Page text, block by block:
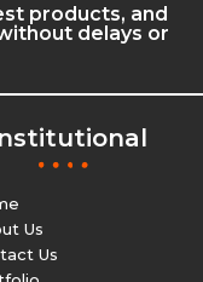
products, and
delays or
Us
Us